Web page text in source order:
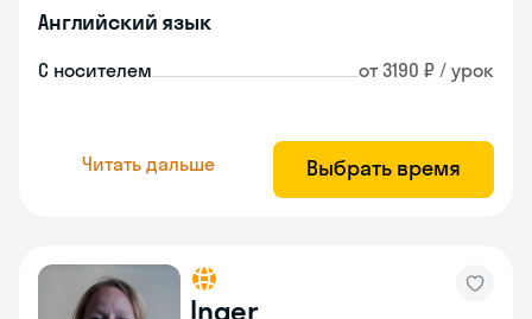
Английский язык
С носителем от 3190 ₽ / урок
Читать дальше Выбрать время
Inger